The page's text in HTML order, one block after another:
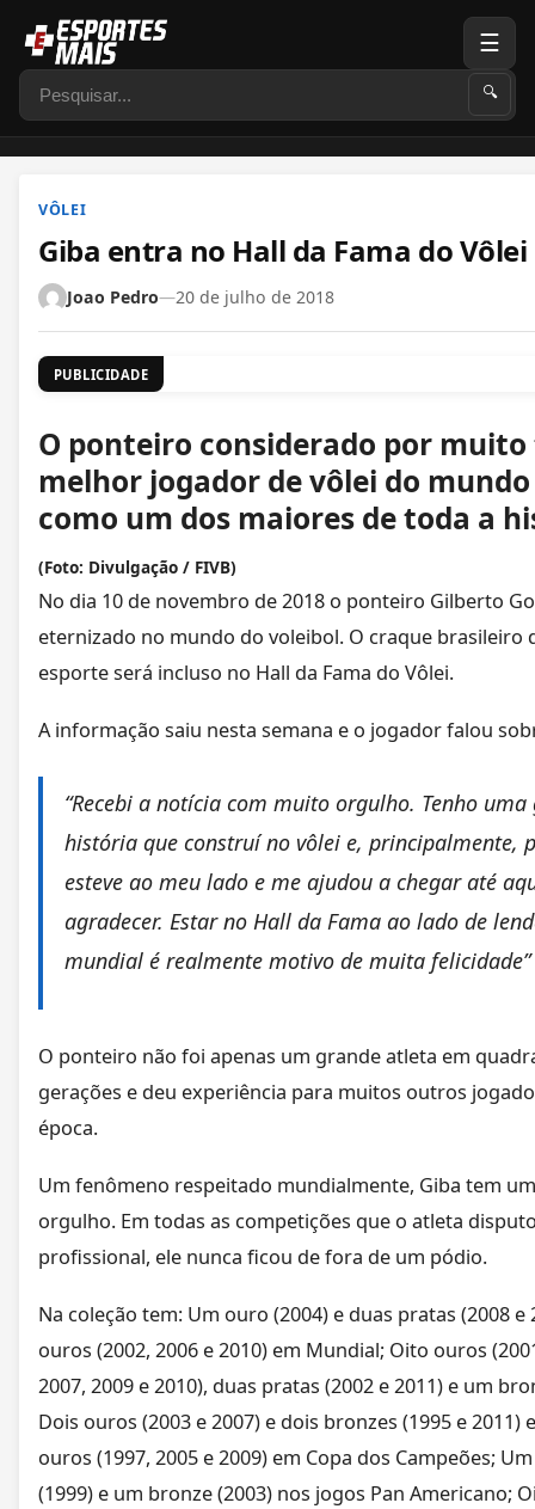
Pesquisar 🔍
☰
VÔLEI
Giba entra no Hall da Fama do Vôlei
Joao Pedro—20 de julho de 2018
PUBLICIDADE
O ponteiro considerado por
melhor jogador de vôlei do
como um dos maiores de toda a
(Foto: Divulgação / FIVB)
No dia 10 de novembro de 2018 o ponteiro Gilberto
eternizado no mundo do voleibol. O craque brasileiro
esporte será incluso no Hall da Fama do Vôlei.
A informação saiu nesta semana e o jogador falou
“Recebi a notícia com muito orgulho. Tenho
história que construí no vôlei e, principalmente,
esteve ao meu lado e me ajudou a chegar até
agradecer. Estar no Hall da Fama ao lado de
mundial é realmente motivo de muita felicidade”
O ponteiro não foi apenas um grande atleta em
gerações e deu experiência para muitos outros
época.
Um fenômeno respeitado mundialmente, Giba tem
orgulho. Em todas as competições que o atleta
profissional, ele nunca ficou de fora de um pódio.
Na coleção tem: Um ouro (2004) e duas pratas (2008 e
ouros (2002, 2006 e 2010) em Mundial; Oito ouros
2007, 2009 e 2010), duas pratas (2002 e 2011) e um
Dois ouros (2003 e 2007) e dois bronzes (1995 e 2011)
ouros (1997, 2005 e 2009) em Copa dos Campeões;
(1999) e um bronze (2003) nos jogos Pan Americano;